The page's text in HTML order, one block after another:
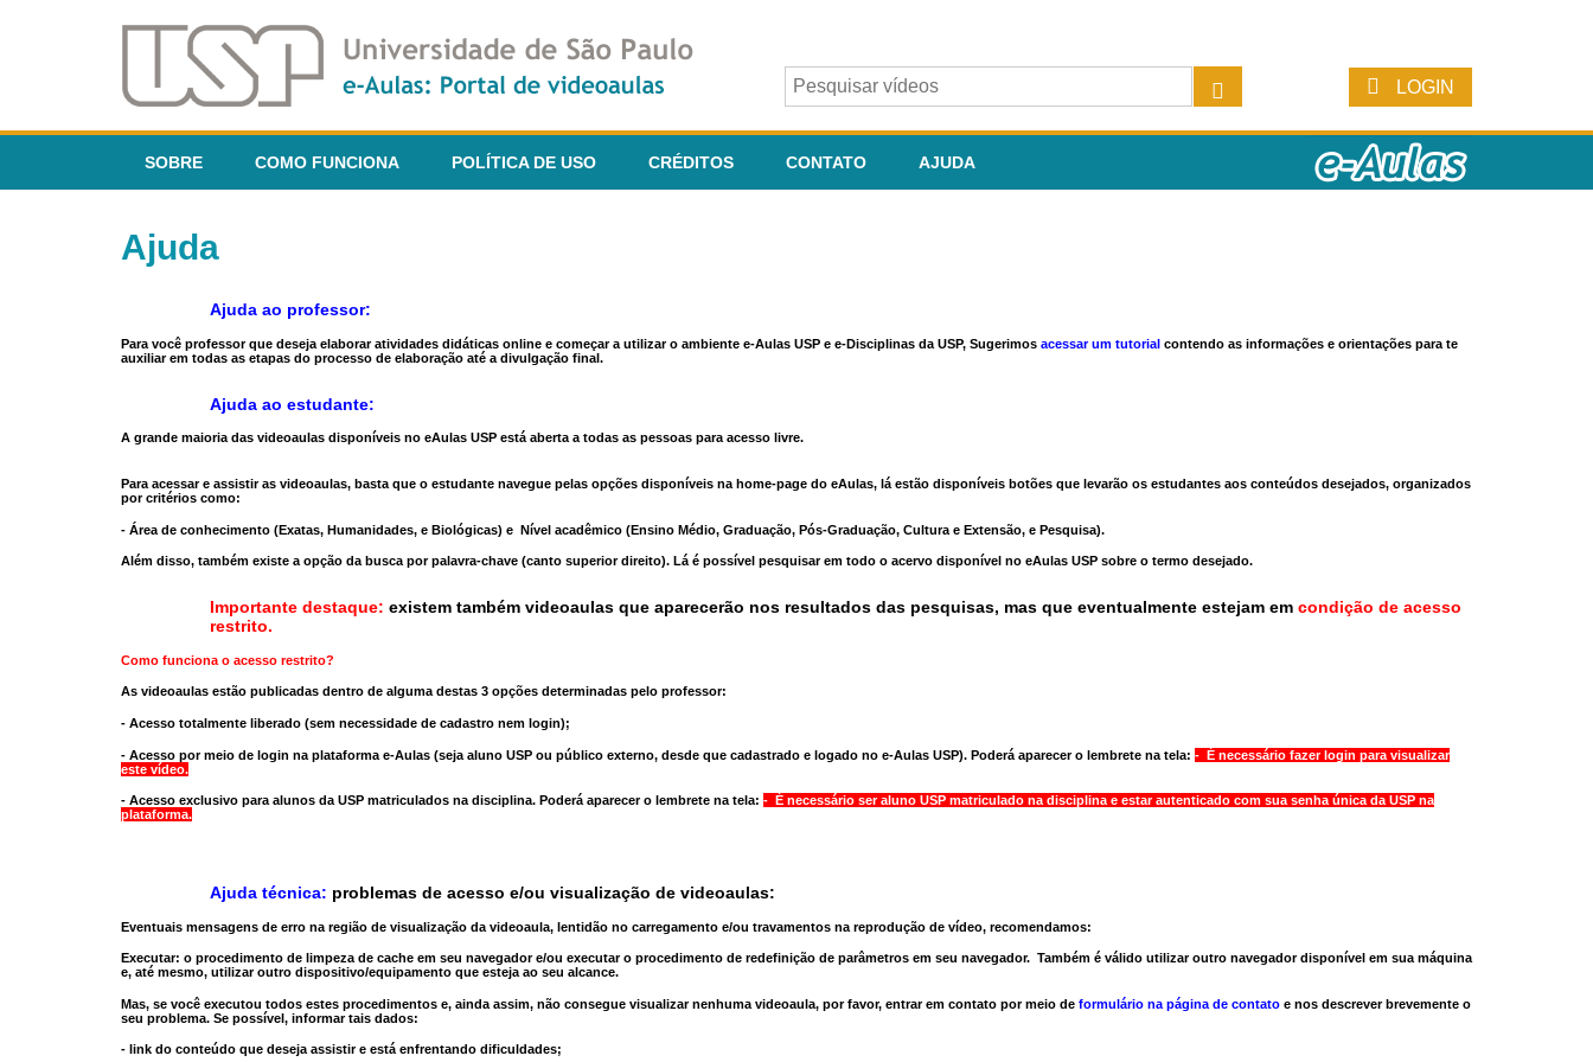
LOGIN
SOBRE COMO FUNCIONA POLÍTICA DE USO CRÉDITOS CONTATO AJUDA
Ajuda
Ajuda ao professor:
Para você professor que deseja elaborar atividades didáticas online e começar a utilizar o ambiente e-Aulas USP e e-Disciplinas da USP, Sugerimos acessar um tutorial contendo as informações e orientações para te
auxiliar em todas as etapas do processo de elaboração até a divulgação final.
Ajuda ao estudante:
A grande maioria das videoaulas disponíveis no eAulas USP está aberta a todas as pessoas para acesso livre.
Para acessar e assistir as videoaulas, basta que o estudante navegue pelas opções disponíveis na home-page do eAulas, lá estão disponíveis botões que levarão os estudantes aos conteúdos desejados, organizados
por critérios como:
- Área de conhecimento (Exatas, Humanidades, e Biológicas) e Nível acadêmico (Ensino Médio, Graduação, Pós-Graduação, Cultura e Extensão, e Pesquisa).
Além disso, também existe a opção da busca por palavra-chave (canto superior direito). Lá é possível pesquisar em todo o acervo disponível no eAulas USP sobre o termo desejado.
Importante destaque: existem também videoaulas que aparecerão nos resultados das pesquisas, mas que eventualmente estejam em condição de acesso
restrito.
Como funciona o acesso restrito?
As videoaulas estão publicadas dentro de alguma destas 3 opções determinadas pelo professor:
- Acesso totalmente liberado (sem necessidade de cadastro nem login);
- Acesso por meio de login na plataforma e-Aulas (seja aluno USP ou público externo, desde que cadastrado e logado no e-Aulas USP). Poderá aparecer o lembrete na tela: - É necessário fazer login para visualizar
este vídeo.
- Acesso exclusivo para alunos da USP matriculados na disciplina. Poderá aparecer o lembrete na tela: - É necessário ser aluno USP matriculado na disciplina e estar autenticado com sua senha única da USP na
plataforma.
Ajuda técnica: problemas de acesso e/ou visualização de videoaulas:
Eventuais mensagens de erro na região de visualização da videoaula, lentidão no carregamento e/ou travamentos na reprodução de vídeo, recomendamos:
Executar: o procedimento de limpeza de cache em seu navegador e/ou executar o procedimento de redefinição de parâmetros em seu navegador. Também é válido utilizar outro navegadordisponível em sua máquina
e, até mesmo, utilizar outro dispositivo/equipamento que esteja ao seu alcance.
Mas, se você executou todos estes procedimentos e, ainda assim, não consegue visualizar nenhuma videoaula, por favor, entrar em contato por meio de formulário na página de contato e nos descrever brevemente o
seu problema. Se possível, informar tais dados:
- link do conteúdo que deseja assistir e está enfrentando dificuldades;